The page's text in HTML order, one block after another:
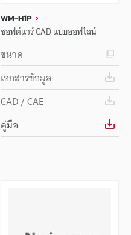
WM-H1P
ซอฟต์แวร์ CAD แบบออฟไลน์
ขนาด
เอกสารข้อมูล
CAD / CAE
คู่มือ